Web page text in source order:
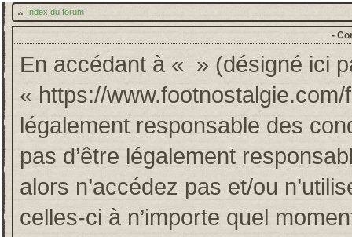
Index du forum
-
En accédant à « » (désigné ici
« https://
légalement responsable des
pas d’être légalement
alors n’accédez pas et/ou
celles-ci à n’importe quel